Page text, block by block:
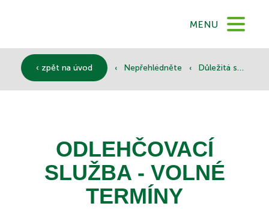
MENU
O NÁS
DOKUMENTY
‹ zpět na úvod ‹ Nepřehlédněte ‹ Důležitá sdělení
ODLEHČOVACÍ
SLUŽBA - VOLNÉ
TERMÍNY